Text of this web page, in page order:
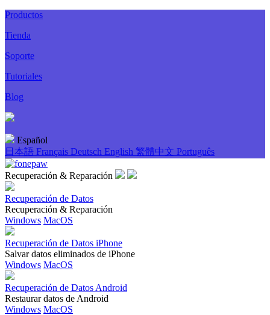
Productos
Tienda
Soporte
Tutoriales
Blog
Español
日本語 Français Deutsch English 繁體中文 Português
Recuperación & Reparación
Recuperación de Datos
Recuperación & Reparación
Windows MacOS
Recuperación de Datos iPhone
Salvar datos eliminados de iPhone
Windows MacOS
Recuperación de Datos Android
Restaurar datos de Android
Windows MacOS